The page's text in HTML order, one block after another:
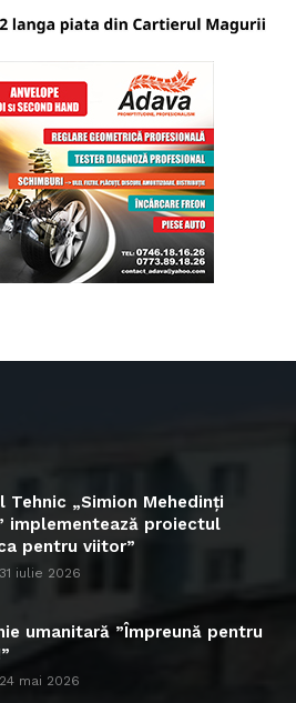
Tehnic „Simion Mehedinți
implementează proiectul
pentru viitor”
31 iulie 2026
umanitară ”Împreună pentru
24 mai 2026